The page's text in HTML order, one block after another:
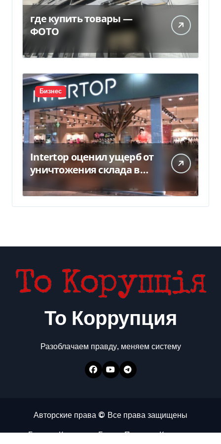
где купить товары —
ФОТО
Бизнес
Intertop оценил ущерб от
уничтожения склада в
450 млн грн
То Коррупция
Разоблачаем правду, меняем систему
Авторские права © Все права защищены
ГлавнаяКоррупцияБизнесПолитикаКонтакты